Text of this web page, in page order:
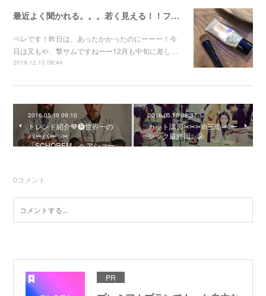
最近よく聞かれる。。。若く見える！！ファンデーションの選び方
ペレです！昨日は、あったかかったのにーーー！今
日は又もや、撃サムですねーー12月も中旬に差し…
2019.12.13 08:44
2016.05.19 09:10
トレンド紹介💙❽世界一の
バーバー✨✂︎
「SCHOREM」ヘアショー
2016.05.10 02:37
カット講習✂︎✂︎✂︎in三島 ベー
シック最終回✨😬
0コメント
PR